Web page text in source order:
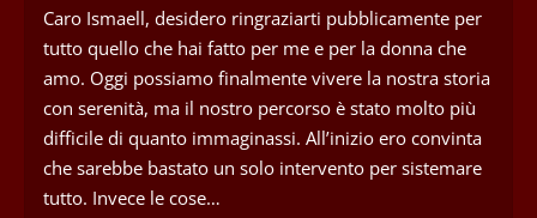
Caro Ismaell, desidero ringraziarti pubblicamente per
tutto quello che hai fatto per me e per la donna che
amo. Oggi possiamo finalmente vivere la nostra storia
con serenità, ma il nostro percorso è stato molto più
difficile di quanto immaginassi. All’inizio ero convinta
che sarebbe bastato un solo intervento per sistemare
tutto. Invece le cose…